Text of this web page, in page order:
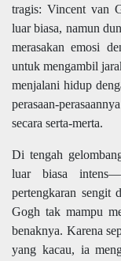
tragis: Vincent van
luar biasa, namun
merasakan emosi
untuk mengambil
menjalani hidup
perasaan-
secara serta-merta.
Di tengah
luar biasa
pertengkaran sengit
Gogh tak mampu
benaknya. Karena
yang kacau, ia